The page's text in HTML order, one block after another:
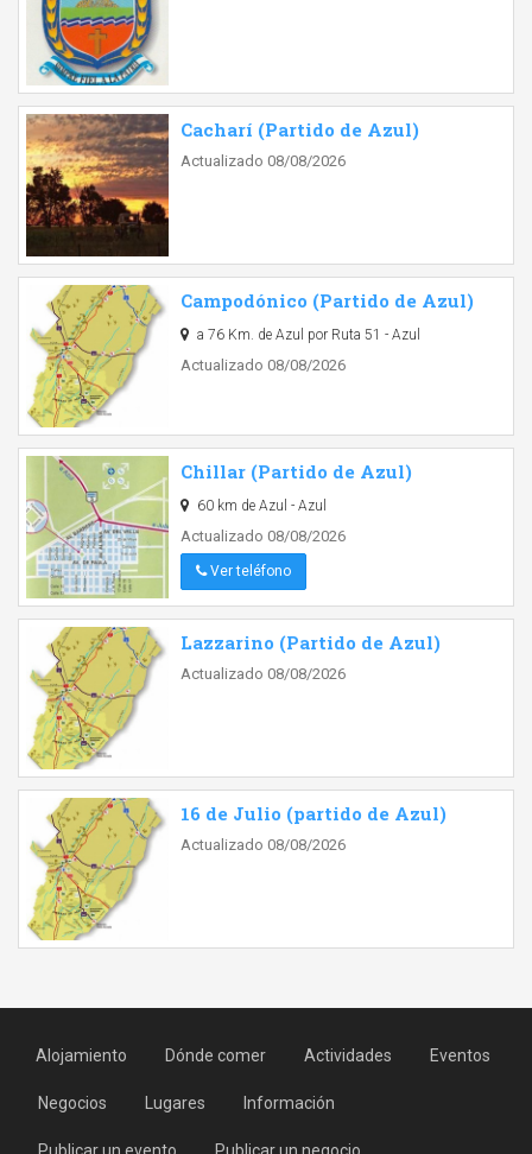
Cacharí (Partido de Azul)
Actualizado 08/08/2026
Campodónico (Partido de Azul)
a 76 Km. de Azul por Ruta 51 - Azul
Actualizado 08/08/2026
Chillar (Partido de Azul)
60 km de Azul - Azul
Actualizado 08/08/2026
Ver teléfono
Lazzarino (Partido de Azul)
Actualizado 08/08/2026
16 de Julio (partido de Azul)
Actualizado 08/08/2026
Alojamiento Dónde comer Actividades Eventos
Negocios Lugares Información